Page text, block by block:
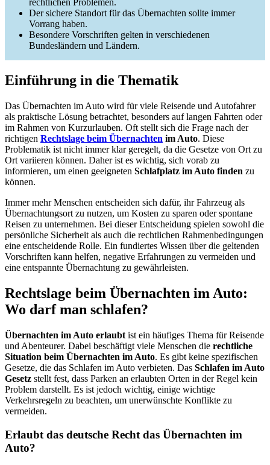
rechtlichen Problemen.
Der sichere Standort für das Übernachten sollte immer
Vorrang haben.
Besondere Vorschriften gelten in verschiedenen
Bundesländern und Ländern.
Einführung in die Thematik
Das Übernachten im Auto wird für viele Reisende und Autofahrer
als praktische Lösung betrachtet, besonders auf langen Fahrten oder
im Rahmen von Kurzurlauben. Oft stellt sich die Frage nach der
richtigen Rechtslage beim Übernachten im Auto. Diese
Problematik ist nicht immer klar geregelt, da die Gesetze von Ort zu
Ort variieren können. Daher ist es wichtig, sich vorab zu
informieren, um einen geeigneten Schlafplatz im Auto finden zu
können.
Immer mehr Menschen entscheiden sich dafür, ihr Fahrzeug als
Übernachtungsort zu nutzen, um Kosten zu sparen oder spontane
Reisen zu unternehmen. Bei dieser Entscheidung spielen sowohl die
persönliche Sicherheit als auch die rechtlichen Rahmenbedingungen
eine entscheidende Rolle. Ein fundiertes Wissen über die geltenden
Vorschriften kann helfen, negative Erfahrungen zu vermeiden und
eine entspannte Übernachtung zu gewährleisten.
Rechtslage beim Übernachten im Auto:
Wo darf man schlafen?
Übernachten im Auto erlaubt ist ein häufiges Thema für Reisende
und Abenteurer. Dabei beschäftigt viele Menschen die rechtliche
Situation beim Übernachten im Auto. Es gibt keine spezifischen
Gesetze, die das Schlafen im Auto verbieten. Das Schlafen im Auto
Gesetz stellt fest, dass Parken an erlaubten Orten in der Regel kein
Problem darstellt. Es ist jedoch wichtig, einige wichtige
Verkehrsregeln zu beachten, um unerwünschte Konflikte zu
vermeiden.
Erlaubt das deutsche Recht das Übernachten im
Auto?